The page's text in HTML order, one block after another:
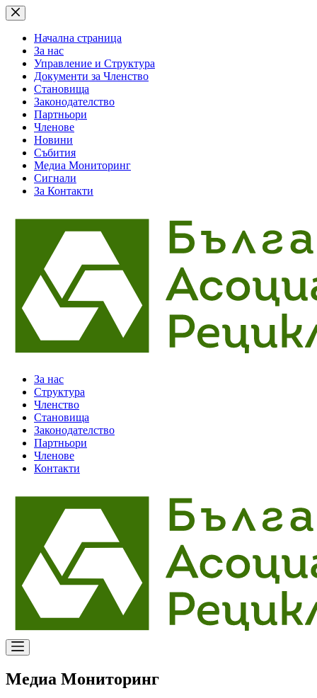
Skip
to
contentНачална страница
За нас
Управление и Структура
Документи за Членство
Становища
Законодателство
Партньори
Членове
Новини
Събития
Медиа Мониторинг
Сигнали
За Контакти
За нас
Структура
Членство
Становища
Законодателство
Партньори
Членове
Контакти
Медиа Мониторинг